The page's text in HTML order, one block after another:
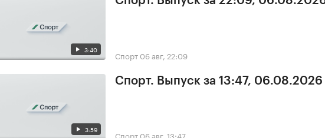
3:40 Спорт 06 авг, 22:09
3:59
Спорт. Выпуск за 13:47, 06.08.2026
Спорт 06 авг, 13:47